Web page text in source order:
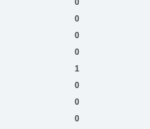
0
0
0
0
1
0
0
0